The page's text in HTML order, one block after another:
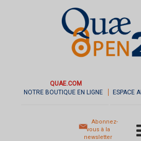
QUAE.COM
NOTRE BOUTIQUE EN LIGNE
ESPACE
Abonnez-
vous à la
newsletter